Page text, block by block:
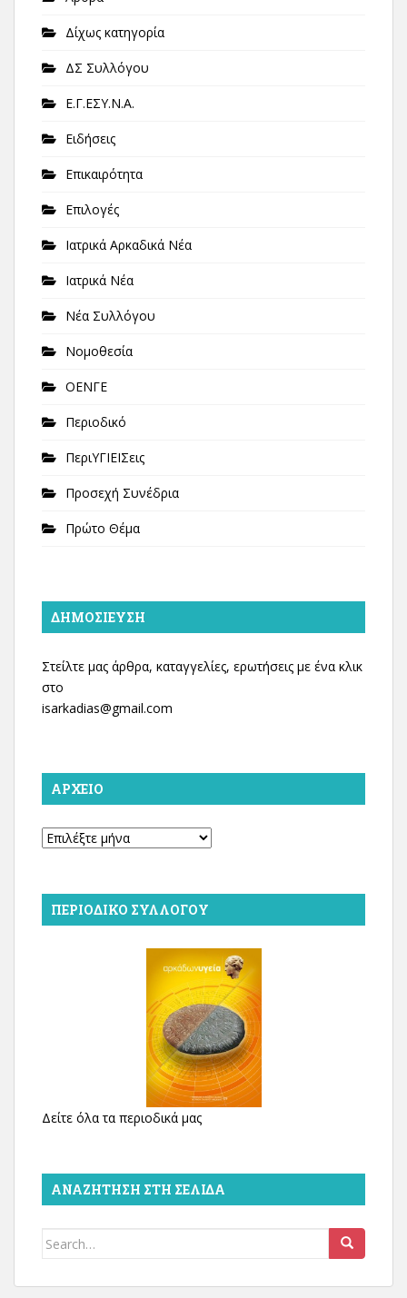
Δίχως κατηγορία
ΔΣ Συλλόγου
Ε.Γ.ΕΣΥ.Ν.Α.
Ειδήσεις
Επικαιρότητα
Επιλογές
Ιατρικά Αρκαδικά Νέα
Ιατρικά Νέα
Νέα Συλλόγου
Νομοθεσία
ΟΕΝΓΕ
Περιοδικό
ΠεριΥΓΙΕΙΣεις
Προσεχή Συνέδρια
Πρώτο Θέμα
ΔΗΜΟΣΊΕΥΣΗ
Στείλτε μας άρθρα, καταγγελίες, ερωτήσεις με ένα κλικ
στο
isarkadias@gmail.com
ΑΡΧΕΊΟ
Αρχείο
ΠΕΡΙΟΔΙΚΌ ΣΥΛΛΌΓΟΥ
Δείτε όλα τα περιοδικά μας
ΑΝΑΖΉΤΗΣΗ ΣΤΗ ΣΕΛΊΔΑ
Search